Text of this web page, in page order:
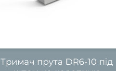
Тримач прута DR6-10 під